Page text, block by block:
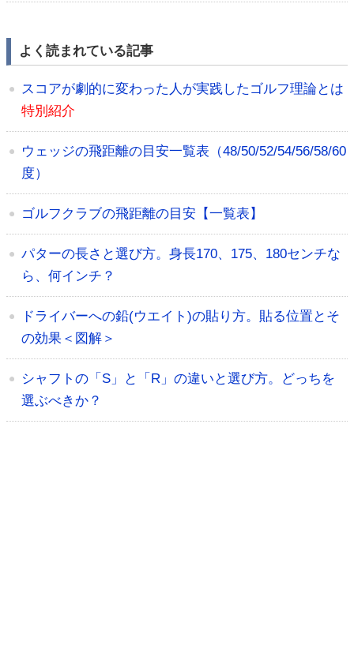
よく読まれている記事
スコアが劇的に変わった人が実践したゴルフ理論とは
特別紹介
ウェッジの飛距離の目安一覧表（48/50/52/54/56/58/60
度）
ゴルフクラブの飛距離の目安【一覧表】
パターの長さと選び方。身長170、175、180センチな
ら、何インチ？
ドライバーへの鉛(ウエイト)の貼り方。貼る位置とそ
の効果＜図解＞
シャフトの「S」と「R」の違いと選び方。どっちを
選ぶべきか？